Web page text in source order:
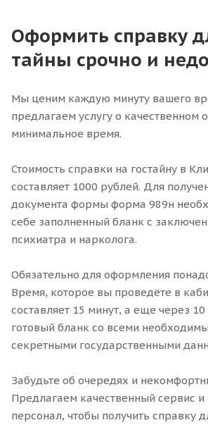
Оформить справку
тайны срочно и
Мы ценим каждую минуту вашего
предлагаем услугу о качественном
минимальное время.
Стоимость справки на гостайну в
составляет 1000 рублей. Для
документа формы форма 989н
себе заполненный бланк с
психиатра и нарколога.
Обязательно для оформления
Время, которое вы проведёте в
составляет 15 минут, а еще через
готовый бланк со всеми
секретными государственными
Забудьте об очередях и
Предлагаем качественный сервис
персонал, чтобы получить справку